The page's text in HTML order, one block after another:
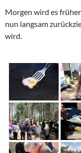
Morgen wird es
nun langsam
wird.